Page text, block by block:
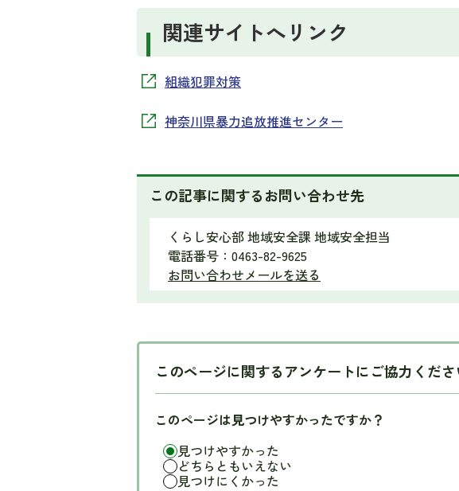
関連サイトへリンク
組織犯罪対策
神奈川県暴力追放推進センター
この記事に関するお問い合わせ先
くらし安心部 地域安全課 地域安全担当
電話番号：0463-82-9625
お問い合わせメールを送る
このページに関するアンケートにご協力くださ
このページは見つけやすかったですか？
見つけやすかった
どちらともいえない
見つけにくかった